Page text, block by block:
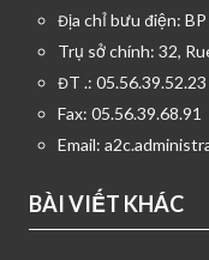
Địa chỉ bưu điện:
Trụ sở chính: 32,
ĐT .: 05.56.39.52.23
Fax: 05.56.39.68.91
Email:
BÀI VIẾT KHÁC